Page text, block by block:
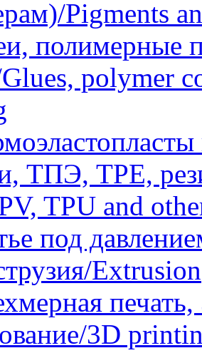
Pigments
полимерные
Glues, polymer
ТПЭ, TPE,
TPU and
под
Extrusion
3D